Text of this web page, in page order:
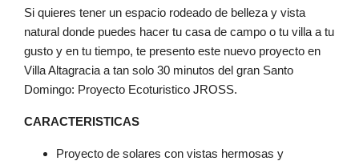
Si quieres tener un espacio rodeado de belleza y vista
natural donde puedes hacer tu casa de campo o tu villa a tu
gusto y en tu tiempo, te presento este nuevo proyecto en
Villa Altagracia a tan solo 30 minutos del gran Santo
Domingo: Proyecto Ecoturistico JROSS.
CARACTERISTICAS
Proyecto de solares con vistas hermosas y